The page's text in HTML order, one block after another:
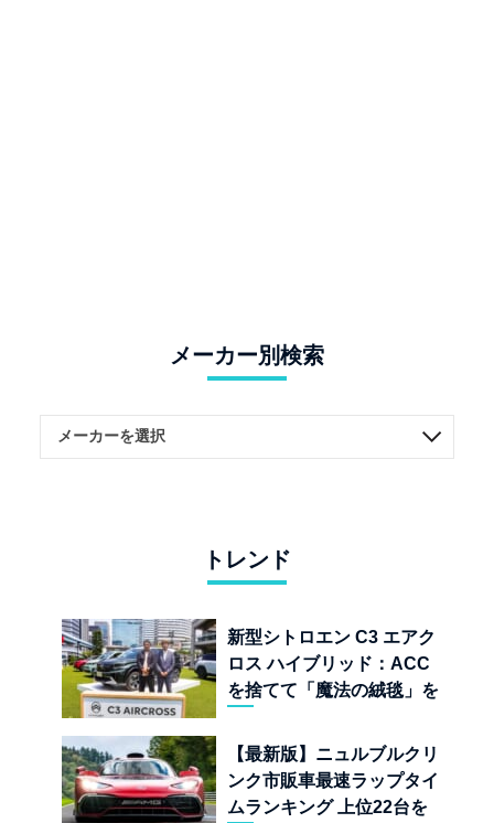
メーカー別検索
トレンド
新型シトロエン C3 エアク
ロス ハイブリッド：ACC
を捨てて「魔法の絨毯」を
児
【最新版】ニュルブルクリ
ンク市販車最速ラップタイ
ムランキング 上位22台を